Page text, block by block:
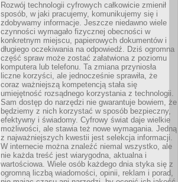
Rozwój technologii cyfrowych całkowicie zmienił
sposób, w jaki pracujemy, komunikujemy się i
zdobywamy informacje. Jeszcze niedawno wiele
czynności wymagało fizycznej obecności w
konkretnym miejscu, papierowych dokumentów i
długiego oczekiwania na odpowiedź. Dziś ogromna
część spraw może zostać załatwiona z poziomu
komputera lub telefonu. Ta zmiana przyniosła
liczne korzyści, ale jednocześnie sprawiła, że
coraz ważniejszą kompetencją stała się
umiejętność rozsądnego korzystania z technologii.
Sam dostęp do narzędzi nie gwarantuje bowiem, że
będziemy z nich korzystać w sposób bezpieczny,
efektywny i świadomy. Cyfrowy świat daje wielkie
możliwości, ale stawia też nowe wymagania. Jedną
z najważniejszych kwestii jest selekcja informacji.
W internecie można znaleźć niemal wszystko, ale
nie każda treść jest wiarygodna, aktualna i
wartościowa. Wiele osób każdego dnia styka się z
ogromną liczbą wiadomości, opinii, reklam i porad,